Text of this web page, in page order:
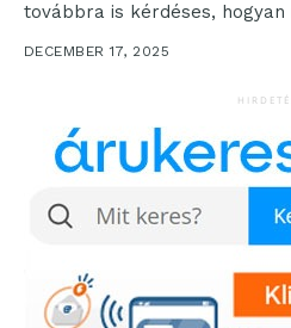
továbbra is kérdéses,
DECEMBER 17, 2025